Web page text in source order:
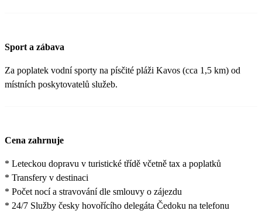
Sport a zábava
Za poplatek vodní sporty na písčité pláži Kavos (cca 1,5 km) od
místních poskytovatelů služeb.
Cena zahrnuje
* Leteckou dopravu v turistické třídě včetně tax a poplatků
* Transfery v destinaci
* Počet nocí a stravování dle smlouvy o zájezdu
* 24/7 Služby česky hovořícího delegáta Čedoku na telefonu